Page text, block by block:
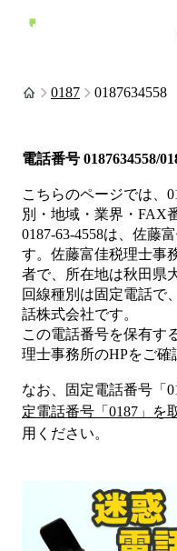
0187 0187634558
電話番号 0187634558/
こちらのページでは、
別・地域・業界・FAX
0187-63-4558は、 佐藤
す。 佐藤富佳税理士事
者で、所在地は秋田県
回線種別は固定電話で
話株式会社です。
この電話番号を保有す
理士事務所のHPをご確
なお、固定電話番号「
定電話番号「 0187 」を
用ください。